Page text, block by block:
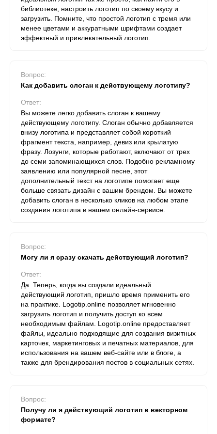
библиотеке, настроить логотип по своему вкусу и
загрузить. Помните, что простой логотип с тремя или
менее цветами и аккуратными шрифтами создает
эффектный и привлекательный логотип.
Вопрос:
Как добавить слоган к действующему логотипу?
Ответ:
Вы можете легко добавить слоган к вашему
действующему логотипу. Слоган обычно добавляется
внизу логотипа и представляет собой короткий
фрагмент текста, например, девиз или крылатую
фразу. Лозунги, которые работают, включают от трех
до семи запоминающихся слов. Подобно рекламному
заявлению или популярной песне, этот
дополнительный текст на логотипе помогает еще
больше связать дизайн с вашим брендом. Вы можете
добавить слоган в несколько кликов на любом этапе
создания логотипа в нашем онлайн-сервисе.
Вопрос:
Могу ли я сразу скачать действующий логотип?
Ответ:
Да. Теперь, когда вы создали идеальный
действующий логотип, пришло время применить его
на практике. Logotip.online позволяет мгновенно
загрузить логотип и получить доступ ко всем
необходимым файлам. Logotip.online предоставляет
файлы, идеально подходящие для создания визитных
карточек, маркетинговых и печатных материалов, для
использования на вашем веб-сайте или в блоге, а
также для брендирования постов в социальных сетях.
Вопрос:
Получу ли я действующий логотип в векторном
формате?